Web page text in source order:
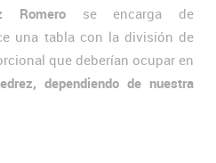
Romero se encarga de
una tabla con la división de
que deberían ocupar en
dependiendo de nuestra